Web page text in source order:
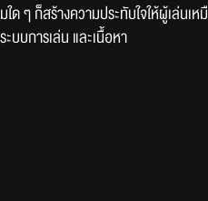
ๆ ก็สร้างความประทับใจให้ผู้เล่
บการเล่น และเนื้อหา